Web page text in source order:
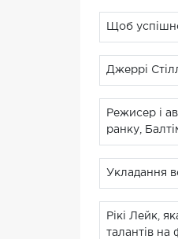
Щоб
Джеррі
Режисер і
ранку,
Укладання
Рікі Лейк,
талантів на